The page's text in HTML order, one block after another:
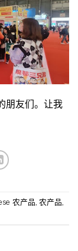
朋友们。让我
农产品, 农产品,